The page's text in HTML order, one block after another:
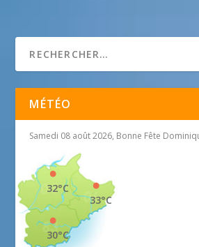
MÉTÉO
Samedi 08 août 2026, Bonne Fête
33°C
32°C
30°C